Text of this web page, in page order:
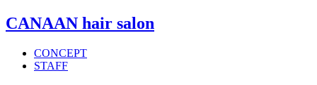
CANAAN hair salon
CONCEPT
STAFF